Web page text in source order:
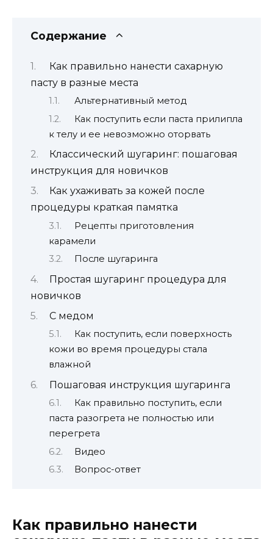
Содержание
Как правильно нанести сахарную
пасту в разные места
Альтернативный метод
Как поступить если паста прилипла
к телу и ее невозможно оторвать
Классический шугаринг: пошаговая
инструкция для новичков
Как ухаживать за кожей после
процедуры краткая памятка
Рецепты приготовления
карамели
После шугаринга
Простая шугаринг процедура для
новичков
С медом
Как поступить, если поверхность
кожи во время процедуры стала
влажной
Пошаговая инструкция шугаринга
Как правильно поступить, если
паста разогрета не полностью или
перегрета
Видео
Вопрос-ответ
Как правильно нанести